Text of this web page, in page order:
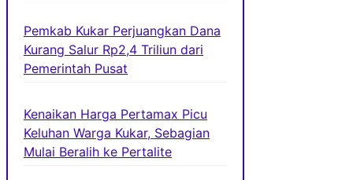
Pemkab Kukar Perjuangkan Dana
Kurang Salur Rp2,4 Triliun dari
Pemerintah Pusat
Kenaikan Harga Pertamax Picu
Keluhan Warga Kukar, Sebagian
Mulai Beralih ke Pertalite